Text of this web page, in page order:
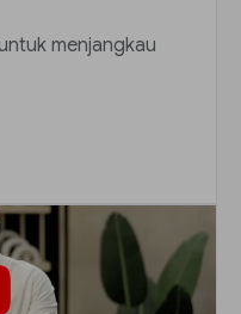
menjangkau